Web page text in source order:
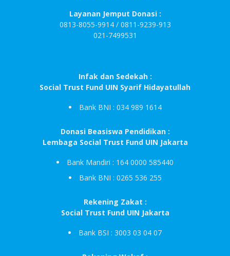
Layanan Jemput Donasi :
0813-8055-9914 / 0811-9239-913
021-7499531
Infak dan Sedekah :
Social Trust Fund UIN Syarif Hidayatullah
Bank BNI : 034 989 1614
Donasi Beasiswa Pendidikan :
Lembaga Social Trust Fund UIN Jakarta
Bank Mandiri : 164 0000 585440
Bank BNI : 0265 536 255
Rekening Zakat :
Social Trust Fund UIN Jakarta
Bank BSI : 3003 03 04 07